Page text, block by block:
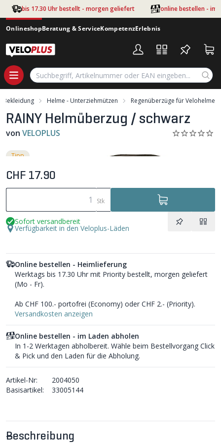
Zum Hauptinhalt springen
bis 17.30 Uhr bestellt - morgen geliefert online bestellen - im
OnlineshopBeratung & ServiceKompetenzErlebnis
Bekleidung Helme - Unterziehmützen Regenüberzüge für Velohelme
RAINY Helmüberzug / schwarz
von VELOPLUS
Tipp
Beschreibung
CHF 17.90
Stk
Sofort versandbereit
Verfügbarkeit in den Veloplus-Läden
Online bestellen - Heimlieferung
Werktags bis 17.30 Uhr mit Priority bestellt, morgen geliefert
(Mo - Fr).
Ab CHF 100.- portofrei (Economy) oder CHF 2.- (Priority).
Versandkosten anzeigen
Online bestellen - im Laden abholen
In 1-2 Werktagen abholbereit. Wähle beim Bestellvorgang Click
& Pick und den Laden für die Abholung.
Artikel-Nr:
2004050
Basisartikel:
33005144